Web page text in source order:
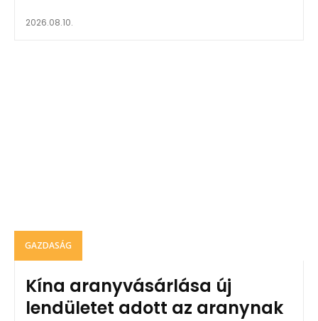
2026.08.10.
GAZDASÁG
Kína aranyvásárlása új
lendületet adott az aranynak